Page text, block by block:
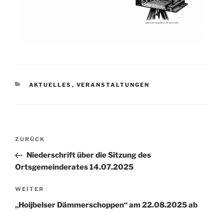
AKTUELLES , VERANSTALTUNGEN
ZURÜCK
Niederschrift über die Sitzung des
Ortsgemeinderates 14.07.2025
WEITER
„Hoijbelser Dämmerschoppen“ am 22.08.2025 ab